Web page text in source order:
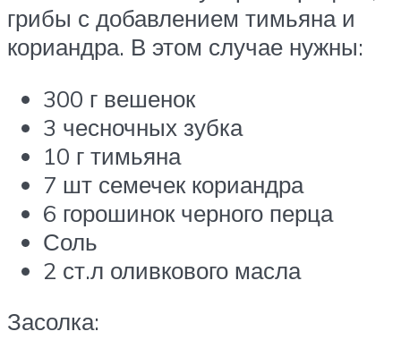
грибы с добавлением тимьяна и
кориандра. В этом случае нужны:
300 г вешенок
3 чесночных зубка
10 г тимьяна
7 шт семечек кориандра
6 горошинок черного перца
Соль
2 ст.л оливкового масла
Засолка: